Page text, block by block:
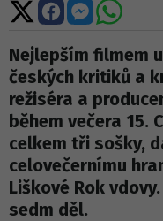
Sdílet
na
X
Sdílet
na
Facebooku
Sdílet
na
Sdílet
Nejlepším filmem
českých kritiků a
režiséra a
během večera 15.
celkem tři sošky,
celovečernímu
Liškové Rok
sedm děl.